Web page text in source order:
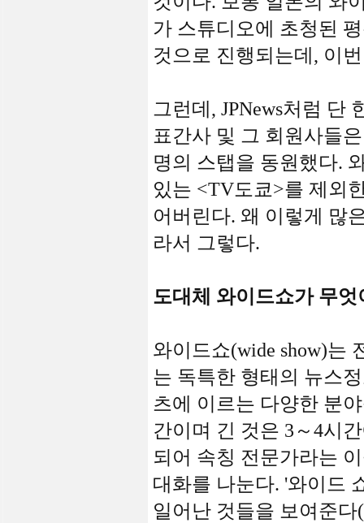
가 스튜디오에 초청된
것으로 진행되는데, 이
그런데, JPNews처럼 단
표간사 및 그 회원사들
명의 스탭을 동원했다.
있는 <TV도쿄>를 제외
어버린다. 왜 이렇게 많
라서 그렇다.
도대체 와이드쇼가 무엇
와이드쇼(wide show)는
는 독특한 형태의 뉴스
츠에 이르는 다양한 분
간이며 긴 것은 3～4시
되어 속칭 전문가라는
대화를 나눈다. '와이드
일어난 것들을 보여준